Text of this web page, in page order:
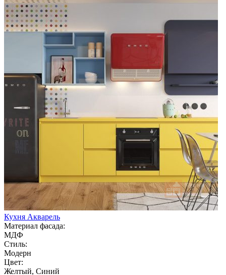
Кухня Акварель
Материал фасада:
МДФ
Стиль:
Модерн
Цвет:
Желтый, Синий